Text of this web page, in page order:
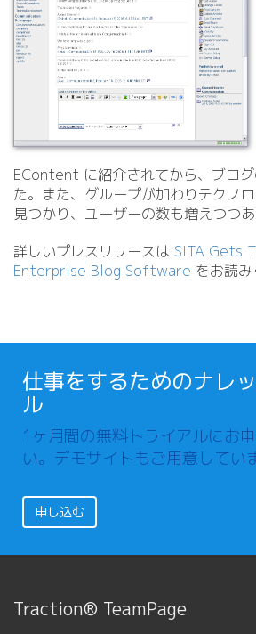
EContent に紹介されてから、ブロ
た。また、グループが加わりテクノ
見つかり、ユーザーの数も増えつつあ
詳しいプレスリリースは SITA Gets
Enterprise Blog Software をお読
仕事をするためのナレ
ル
1ヶ月間の無料トライアルにお
い。デモサイトもご用意してい
申し込む
Traction® TeamPage